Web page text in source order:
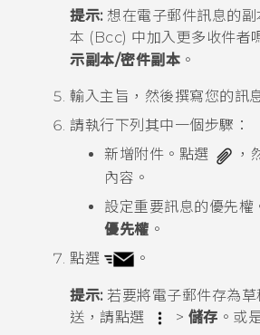
提示:想在電子郵件訊息的副
本 (Bcc) 中加入更多收件者
示副本/密件副本 。
輸入主旨，然後撰寫您的訊
請執行下列其中一個步驟：
新增附件。點選
，
內容。
設定重要訊息的優先權
優先權 。
點選
。
提示:若要將電子郵件存為草
送，請點選
> 儲存 。或